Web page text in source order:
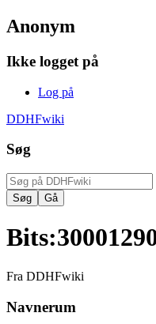
Anonym
Ikke logget på
Log på
DDHFwiki
Søg
Bits:
Fra DDHFwiki
Navnerum